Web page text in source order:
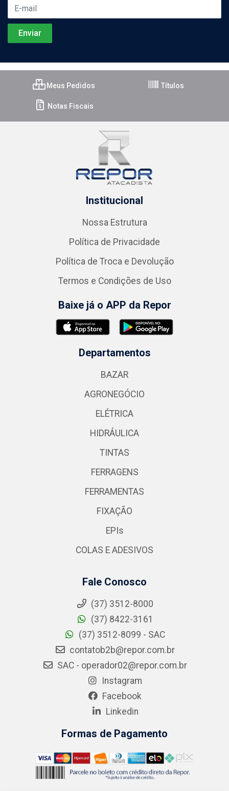
Meus Pedidos Títulos
Notas Fiscais
Institucional
Nossa Estrutura
Política de Privacidade
Política de Troca e Devolução
Termos e Condições de Uso
Baixe já o APP da Repor
Departamentos
BAZAR
AGRONEGÓCIO
ELÉTRICA
HIDRÁULICA
TINTAS
FERRAGENS
FERRAMENTAS
FIXAÇÃO
EPIs
COLAS E ADESIVOS
Fale Conosco
(37) 3512-8000
(37) 8422-3161
(37) 3512-8099 - SAC
contatob2b@repor.com.br
SAC - operador02@repor.com.br
Instagram
Facebook
Linkedin
Formas de Pagamento